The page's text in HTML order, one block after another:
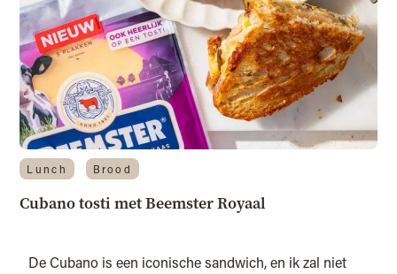
Lunch Brood
Cubano tosti met Beemster Royaal
De Cubano is een iconische sandwich, en ik zal niet